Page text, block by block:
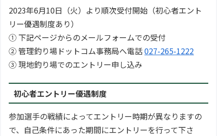
2023年6月10日（火）より順次受付開始（初心者エント
リー優遇制度あり）
① 下記ページからのメールフォームでの受付
② 管理釣り場ドットコム事務局へ電話027-265-1222
③ 現地釣り場でのエントリー申し込み
初心者エントリー優遇制度
参加選手の戦績によってエントリー時期が異なりますの
で、自己条件にあった期間にエントリーを行って下さ